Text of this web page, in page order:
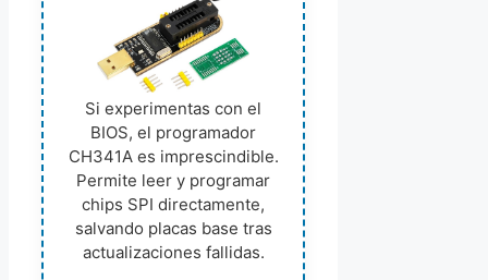
Si experimentas con el
BIOS, el programador
CH341A es imprescindible.
Permite leer y programar
chips SPI directamente,
salvando placas base tras
actualizaciones fallidas.